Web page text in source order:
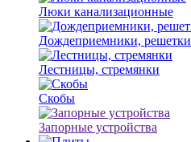
Люки канализационные
Дождеприемники, решетки
Лестницы, стремянки
Скобы
Запорные устройства